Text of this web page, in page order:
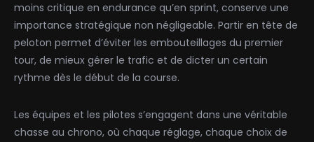
moins critique en endurance qu’en sprint, conserve une
importance stratégique non négligeable. Partir en tête de
peloton permet d’éviter les embouteillages du premier
tour, de mieux gérer le trafic et de dicter un certain
rythme dès le début de la course.
Les équipes et les pilotes s’engagent dans une véritable
chasse au chrono, où chaque réglage, chaque choix de